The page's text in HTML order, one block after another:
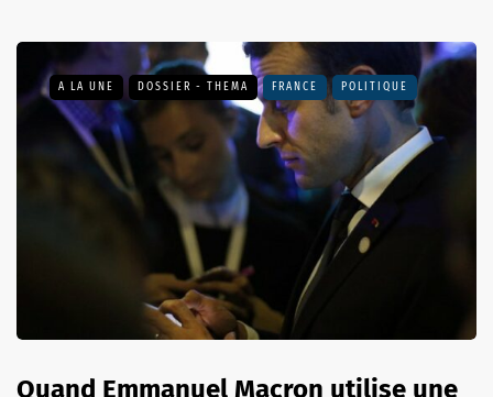
A LA UNE DOSSIER - THEMA FRANCE POLITIQUE
Quand Emmanuel Macron utilise une